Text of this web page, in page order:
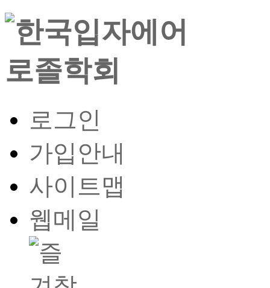
로그인
가입안내
사이트맵
웹메일